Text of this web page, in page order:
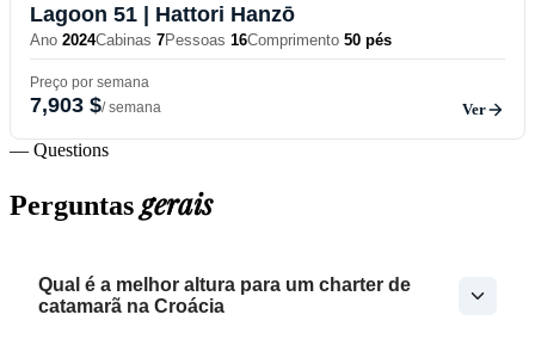
Lagoon 51 | Hattori Hanzō
Ano 2024Cabinas 7Pessoas 16Comprimento 50 pés
Preço por semana
7,903 $/ semana Ver
— Questions
Perguntasgerais
Qual é a melhor altura para um charter de
catamarã na Croácia